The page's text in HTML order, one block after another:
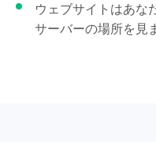
ウェブサイトはあな
サーバーの場所を見